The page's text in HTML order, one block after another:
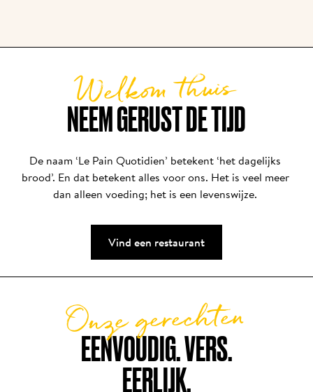
oorspronkelijke franchisepartners van Alain, en zijn
zaak blijft vandaag nog altijd sterk groeien.
NEEM GERUST DE TIJD
Welkom thuis
De naam ‘Le Pain Quotidien’ betekent ‘het dagelijks
brood’. En dat betekent alles voor ons. Het is veel meer
dan alleen voeding; het is een levenswijze.
Vind een restaurant
EENVOUDIG. VERS.
EERLIJK.
Onze gerechten